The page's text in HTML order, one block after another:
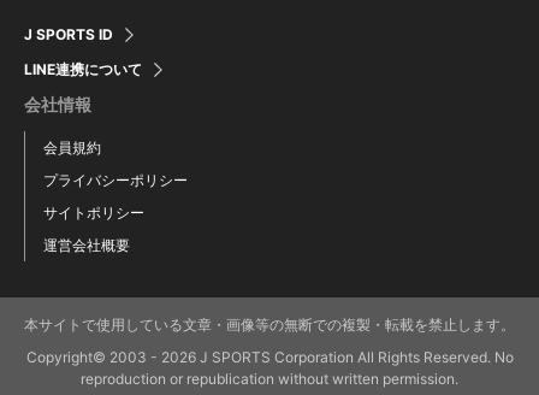
J SPORTS ID
LINE連携について
会社情報
会員規約
プライバシーポリシー
サイトポリシー
運営会社概要
本サイトで使用している文章・画像等の無断での複製・転載を禁止します。
Copyright© 2003 - 2026 J SPORTS Corporation All Rights Reserved. No
reproduction or republication without written permission.